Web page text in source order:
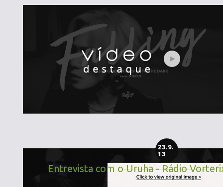
23.9.
13
Entrevista com o Uruha - Rádio